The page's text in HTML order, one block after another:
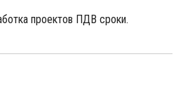
проектов ПДВ сроки.